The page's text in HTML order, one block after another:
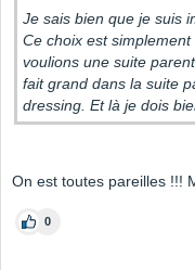
Je sais bien que je suis
Ce choix est
voulions une suite
fait grand dans la suite
dressing. Et là je dois
On est toutes pareilles !!!
0